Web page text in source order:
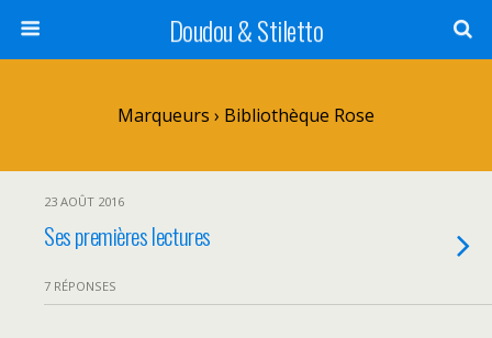
Doudou & Stiletto
Marqueurs › Bibliothèque Rose
23 AOÛT 2016
Ses premières lectures
7 RÉPONSES